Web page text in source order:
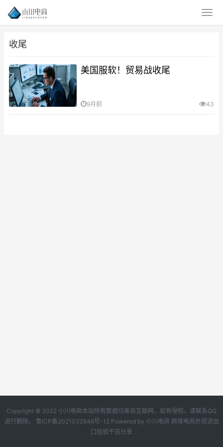
收尾
美国服软！贸易战收尾
9月前 43
Copyright © 2022 小川电商本站所有数据均来自互联网，如有侵权，请联系QQ
进行删除。 鲁ICP备2021032846号-12 Powered by 小川电商 跨境电商外贸进出
口经验干货分享